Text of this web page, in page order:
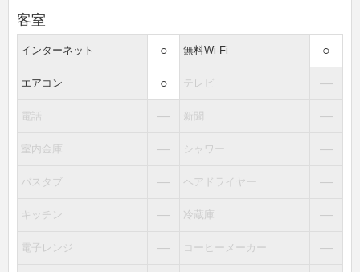
客室
インターネット ○ 無料Wi-Fi ○
エアコン ○ テレビ ―
電話 ― 新聞 ―
室内金庫 ― シャワー ―
バスタブ ― ヘアドライヤー ―
キッチン ― 冷蔵庫 ―
電子レンジ ― コーヒーメーカー ―